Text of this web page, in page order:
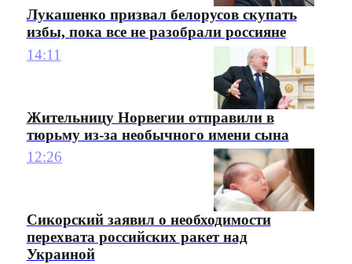
Лукашенко призвал белорусов скупать
избы, пока все не разобрали россияне
14:11
Жительницу Норвегии отправили в
тюрьму из-за необычного имени сына
12:26
Сикорский заявил о необходимости
перехвата российских ракет над
Украиной